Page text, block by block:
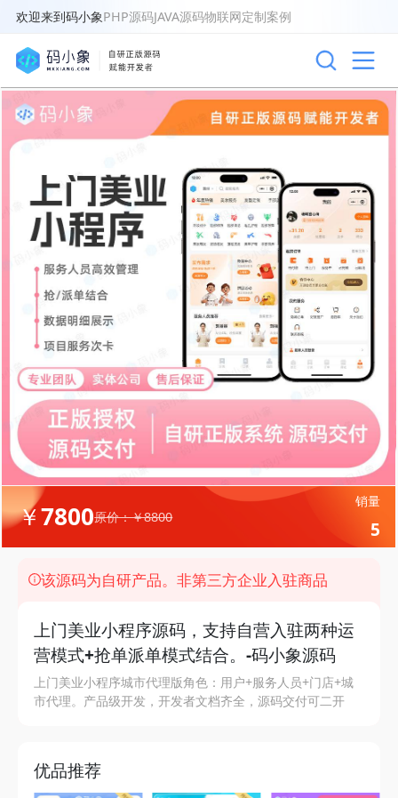
欢迎来到码小象PHP源码JAVA源码物联网定制案例
￥7800原价：￥8800
销量
5
该源码为自研产品。非第三方企业入驻商品
上门美业小程序源码，支持自营入驻两种运
营模式+抢单派单模式结合。-码小象源码
上门美业小程序城市代理版角色：用户+服务人员+门店+城
市代理。产品级开发，开发者文档齐全，源码交付可二开
优品推荐